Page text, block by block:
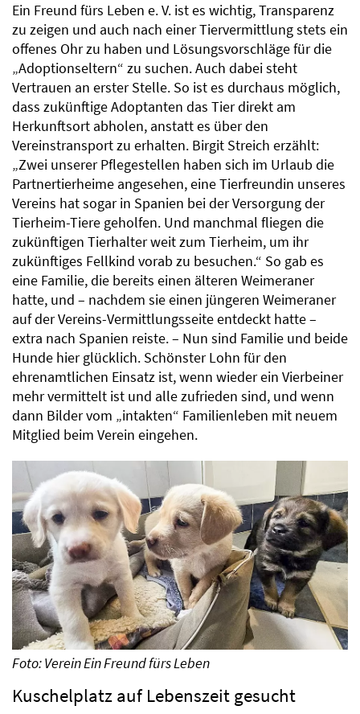
Ein Freund fürs Leben e. V. ist es wichtig, Transparenz
zu zeigen und auch nach einer Tiervermittlung stets ein
offenes Ohr zu haben und Lösungsvorschläge für die
„Adoptionseltern“ zu suchen. Auch dabei steht
Vertrauen an erster Stelle. So ist es durchaus möglich,
dass zukünftige Adoptanten das Tier direkt am
Herkunftsort abholen, anstatt es über den
Vereinstransport zu erhalten. Birgit Streich erzählt:
„Zwei unserer Pflegestellen haben sich im Urlaub die
Partnertierheime angesehen, eine Tierfreundin unseres
Vereins hat sogar in Spanien bei der Versorgung der
Tierheim-Tiere geholfen. Und manchmal fliegen die
zukünftigen Tierhalter weit zum Tierheim, um ihr
zukünftiges Fellkind vorab zu besuchen.“ So gab es
eine Familie, die bereits einen älteren Weimeraner
hatte, und – nachdem sie einen jüngeren Weimeraner
auf der Vereins-Vermittlungsseite entdeckt hatte –
extra nach Spanien reiste. – Nun sind Familie und beide
Hunde hier glücklich. Schönster Lohn für den
ehrenamtlichen Einsatz ist, wenn wieder ein Vierbeiner
mehr vermittelt ist und alle zufrieden sind, und wenn
dann Bilder vom „intakten“ Familienleben mit neuem
Mitglied beim Verein eingehen.
Foto: Verein Ein Freund fürs Leben
Kuschelplatz auf Lebenszeit gesucht